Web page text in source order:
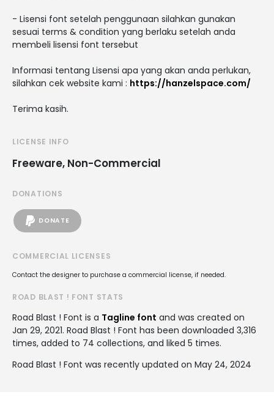
- Lisensi font setelah penggunaan silahkan gunakan
sesuai terms & condition yang berlaku setelah anda
membeli lisensi font tersebut
Informasi tentang Lisensi apa yang akan anda perlukan,
silahkan cek website kami : https://hanzelspace.com/
Terima kasih.
LICENSE INFO
Freeware, Non-Commercial
DONATIONS
DONATE
COMMERCIAL LICENSES
Contact the designer to purchase a commercial license, if needed.
ROAD BLAST ! FONT STATS
Road Blast ! Font is a Tagline font and was created on
Jan 29, 2021. Road Blast ! Font has been downloaded 3,316
times, added to 74 collections, and liked 5 times.
Road Blast ! Font was recently updated on May 24, 2024